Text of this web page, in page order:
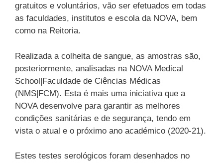
gratuitos e voluntários, vão ser efetuados em todas
as faculdades, institutos e escola da NOVA, bem
como na Reitoria.
Realizada a colheita de sangue, as amostras são,
posteriormente, analisadas na NOVA Medical
School|Faculdade de Ciências Médicas
(NMS|FCM). Esta é mais uma iniciativa que a
NOVA desenvolve para garantir as melhores
condições sanitárias e de segurança, tendo em
vista o atual e o próximo ano académico (2020-21).
Estes testes serológicos foram desenhados no